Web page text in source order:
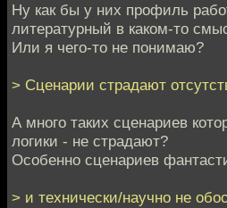
Ну как бы у них профиль
литературный в каком-то
Или я чего-то не понимаю?
> Сценарии страдают
А много таких сценариев
логики - не страдают?
Особенно сценариев
> и технически/научно не